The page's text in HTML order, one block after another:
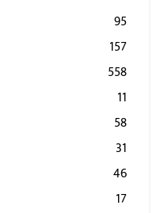
95
157
558
11
58
31
46
17